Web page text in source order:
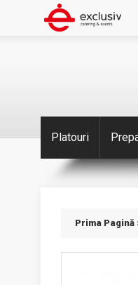
Platouri
Prima Pagină